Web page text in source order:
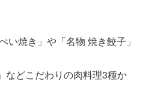
い焼き」や「名物 焼き餃子」
などこだわりの肉料理3種か